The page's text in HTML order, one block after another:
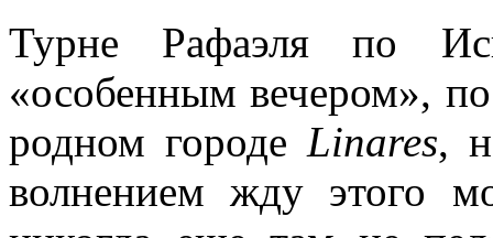
Турне Рафаэля по
«особенным вечером»,
родном городе Linares,
волнением жду этого